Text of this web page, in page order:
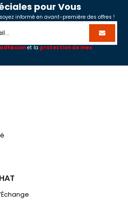
pour Vous
informé en avant-première des offres !
et la protection de mes